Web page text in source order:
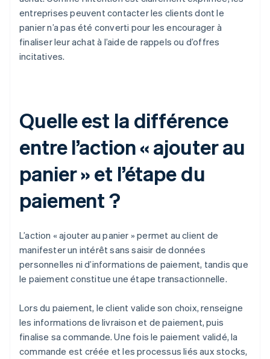
entreprises peuvent contacter les clients dont le
panier n’a pas été converti pour les encourager à
finaliser leur achat à l’aide de rappels ou d’offres
incitatives.
Quelle est la différence
entre l’action « ajouter au
panier » et l’étape du
paiement ?
L’action « ajouter au panier » permet au client de
manifester un intérêt sans saisir de données
personnelles ni d’informations de paiement, tandis que
le paiement constitue une étape transactionnelle.
Lors du paiement, le client valide son choix, renseigne
les informations de livraison et de paiement, puis
finalise sa commande. Une fois le paiement validé, la
commande est créée et les processus liés aux stocks,